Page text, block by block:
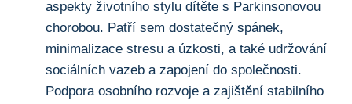
aspekty životního‌ stylu dítěte⁤ s Parkinsonovou​
chorobou. Patří⁤ sem dostatečný spánek,
minimalizace stresu a úzkosti, a také udržování
‍sociálních vazeb a‍ zapojení do společnosti.
Podpora osobního rozvoje a zajištění‌ stabilního